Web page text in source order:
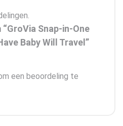
Snap-in-One
Baby Will Travel”
een beoordeling te